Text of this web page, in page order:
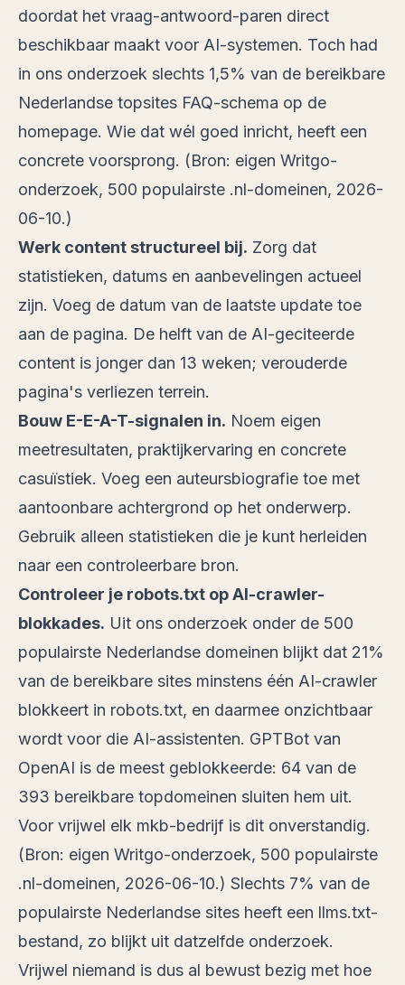
doordat het vraag-antwoord-paren direct
beschikbaar maakt voor AI-systemen. Toch had
in ons onderzoek slechts 1,5% van de bereikbare
Nederlandse topsites FAQ-schema op de
homepage. Wie dat wél goed inricht, heeft een
concrete voorsprong. (Bron: eigen Writgo-
onderzoek, 500 populairste .nl-domeinen, 2026-
06-10.)
Werk content structureel bij. Zorg dat
statistieken, datums en aanbevelingen actueel
zijn. Voeg de datum van de laatste update toe
aan de pagina. De helft van de AI-geciteerde
content is jonger dan 13 weken; verouderde
pagina's verliezen terrein.
Bouw E-E-A-T-signalen in. Noem eigen
meetresultaten, praktijkervaring en concrete
casuïstiek. Voeg een auteursbiografie toe met
aantoonbare achtergrond op het onderwerp.
Gebruik alleen statistieken die je kunt herleiden
naar een controleerbare bron.
Controleer je robots.txt op AI-crawler-
blokkades. Uit ons onderzoek onder de 500
populairste Nederlandse domeinen blijkt dat 21%
van de bereikbare sites minstens één AI-crawler
blokkeert in robots.txt, en daarmee onzichtbaar
wordt voor die AI-assistenten. GPTBot van
OpenAI is de meest geblokkeerde: 64 van de
393 bereikbare topdomeinen sluiten hem uit.
Voor vrijwel elk mkb-bedrijf is dit onverstandig.
(Bron: eigen Writgo-onderzoek, 500 populairste
.nl-domeinen, 2026-06-10.) Slechts 7% van de
populairste Nederlandse sites heeft een llms.txt-
bestand, zo blijkt uit datzelfde onderzoek.
Vrijwel niemand is dus al bewust bezig met hoe